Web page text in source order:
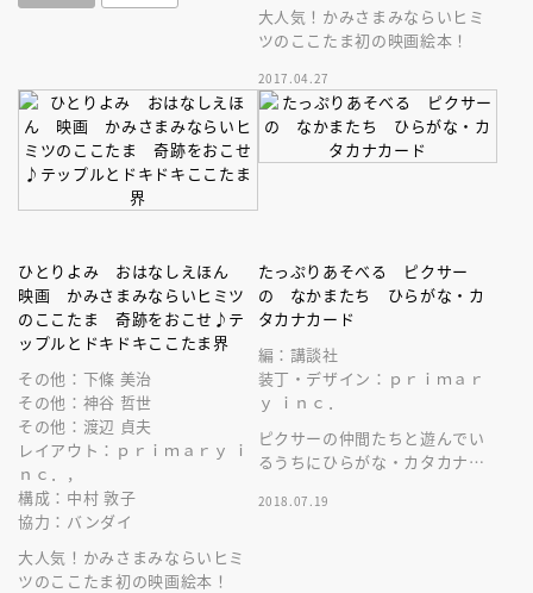
大人気！かみさまみならいヒミ
ツのここたま初の映画絵本！
2017.04.27
ひとりよみ おはなしえほん
映画 かみさまみならいヒミツ
のここたま 奇跡をおこせ♪テ
ップルとドキドキここたま界
その他：下條 美治
その他：神谷 哲世
その他：渡辺 貞夫
レイアウト：ｐｒｉｍａｒｙ ｉ
ｎｃ．，
構成：中村 敦子
協力：バンダイ
大人気！かみさまみならいヒミ
ツのここたま初の映画絵本！
たっぷりあそべる ピクサー
の なかまたち ひらがな・カ
タカナカード
編：講談社
装丁・デザイン：ｐｒｉｍａｒ
ｙ ｉｎｃ．
ピクサーの仲間たちと遊んでい
るうちにひらがな・カタカナを
にあわせて５つの遊びが楽しめ
2018.07.19